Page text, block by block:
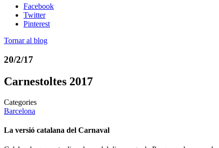
Facebook
Twitter
Pinterest
Tornar al blog
20/2/17
Carnestoltes 2017
Categories
Barcelona
La versió catalana del Carnaval